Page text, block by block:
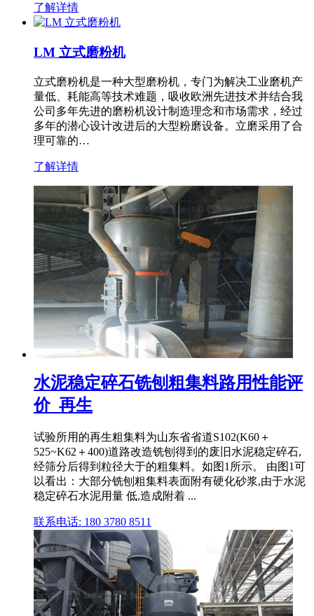
了解详情
LM 立式磨粉机
立式磨粉机是一种大型磨粉机，专门为解决工业磨机产
量低、耗能高等技术难题，吸收欧洲先进技术并结合我
公司多年先进的磨粉机设计制造理念和市场需求，经过
多年的潜心设计改进后的大型粉磨设备。立磨采用了合
理可靠的…
了解详情
水泥稳定碎石铣刨粗集料路用性能评
价_再生
试验所用的再生粗集料为山东省省道S102(K60＋
525~K62＋400)道路改造铣刨得到的废旧水泥稳定碎石,
经筛分后得到粒径大于的粗集料。如图1所示。 由图1可
以看出：大部分铣刨粗集料表面附有硬化砂浆,由于水泥
稳定碎石水泥用量 低,造成附着 ...
联系电话: 180 3780 8511